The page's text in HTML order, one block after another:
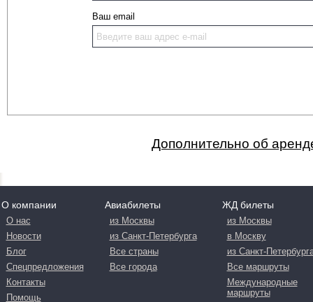
Ваш email
Дополнительно об
О компании
О нас
Новости
Блог
Спецпредложения
Контакты
Помощь
Авиабилеты
из Москвы
из Санкт-Петербурга
Все страны
Все города
ЖД билеты
из Москвы
в Москву
из Санкт-
Все маршруты
Международные
маршруты